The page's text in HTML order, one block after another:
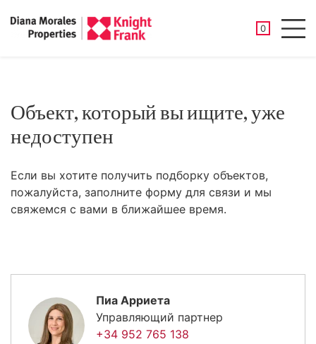
0
Объект, который вы ищите, уже
недоступен
Если вы хотите получить подборку объектов,
пожалуйста, заполните форму для связи и мы
свяжемся с вами в ближайшее время.
Пиа Арриета
Управляющий партнер
+34 952 765 138